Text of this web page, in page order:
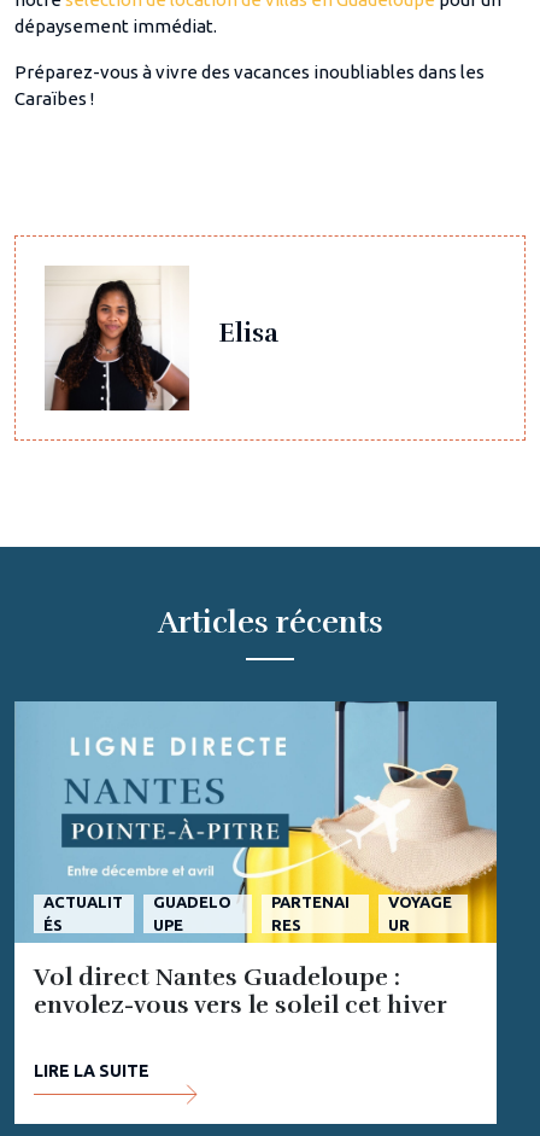
dépaysement immédiat.
Préparez-vous à vivre des vacances inoubliables dans les
Caraïbes !
Elisa
Articles récents
ACTUALIT
ÉS
GUADELO
UPE
PARTENAI
RES
VOYAGE
UR
Vol direct Nantes Guadeloupe :
envolez-vous vers le soleil cet hiver
LIRE LA SUITE